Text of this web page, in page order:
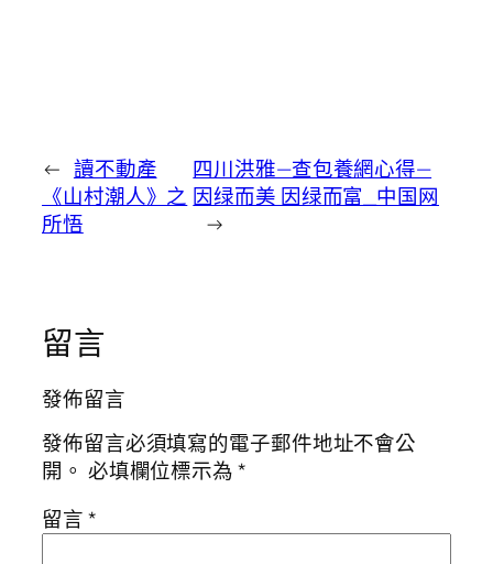
← 讀不動產
《山村潮人》之
所悟
四川洪雅—查包養網心得—
因绿而美 因绿而富_中国网
→
留言
發佈留言
發佈留言必須填寫的電子郵件地址不會公
開。 必填欄位標示為*
留言*